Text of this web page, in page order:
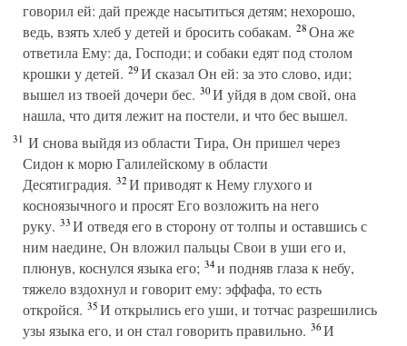
говорил ей: дай прежде насытиться детям; нехорошо,
ведь, взять хлеб у детей и бросить собакам. 28Она же
ответила Ему: да, Господи; и собаки едят под столом
крошки у детей. 29И сказал Он ей: за это слово, иди;
вышел из твоей дочери бес. 30И уйдя в дом свой, она
нашла, что дитя лежит на постели, и что бес вышел.
31 И снова выйдя из области Тира, Он пришел через
Сидон к морю Галилейскому в области
Десятиградия. 32И приводят к Нему глухого и
косноязычного и просят Его возложить на него
руку. 33И отведя его в сторону от толпы и оставшись с
ним наедине, Он вложил пальцы Свои в уши его и,
плюнув, коснулся языка его; 34и подняв глаза к небу,
тяжело вздохнул и говорит ему: эффафа, то есть
откройся. 35И открылись его уши, и тотчас разрешились
узы языка его, и он стал говорить правильно. 36И